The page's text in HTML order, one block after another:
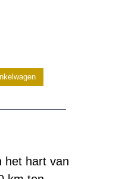
het hart van